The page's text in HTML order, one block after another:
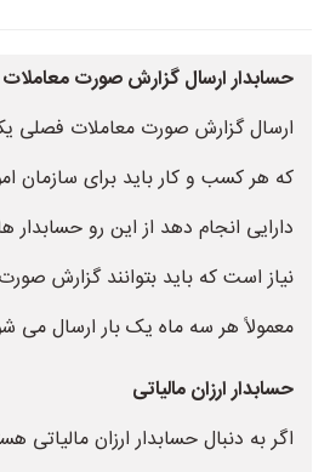
حسابدار ارسال گزارش صورت
ارسال گزارش صورت معاملات فصلی
که هر کسب و کار باید برای سازمان
دارایی انجام دهد از این رو
نیاز است که باید بتوانند گزارش
معمولاً هر سه ماه یک بار ارسال می
حسابدار ارزان مالیاتی
اگر به دنبال حسابدار ارزان مالیاتی